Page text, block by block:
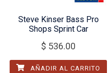
Steve Kinser Bass Pro
Shops Sprint Car
$ 536.00
AÑADIR AL CARRITO